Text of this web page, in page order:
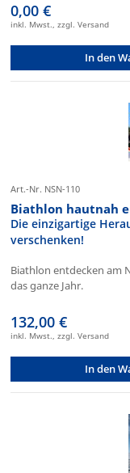
0,00 €
inkl. Mwst., zzgl. Versand
In den
Art.-Nr. NSN-110
Biathlon hautnah
Die einzigartige
verschenken!
Biathlon entdecken am
das ganze Jahr.
132,00 €
inkl. Mwst., zzgl. Versand
In den